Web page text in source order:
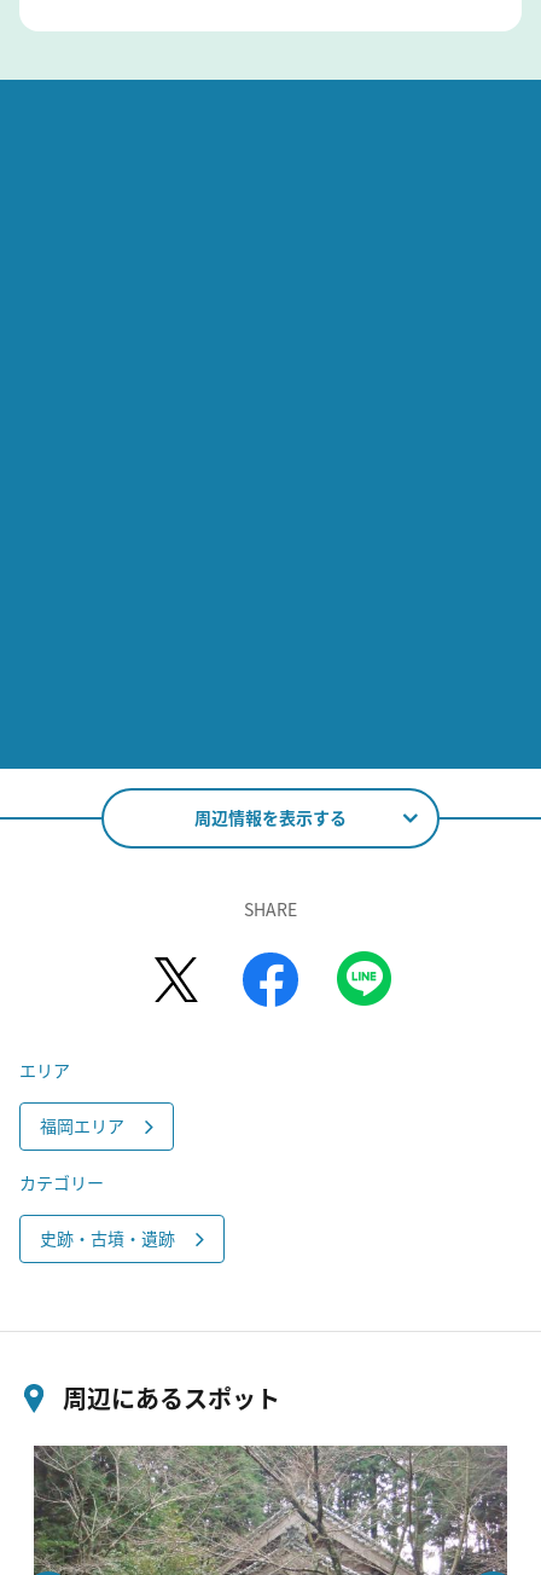
周辺情報を表示する
SHARE
エリア
福岡エリア
カテゴリー
史跡・古墳・遺跡
周辺にあるスポット